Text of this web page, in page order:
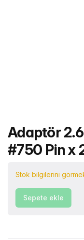
Ürün adı
Adaptör
#750 Pin x
Stok bilgilerini
Sepete ekle